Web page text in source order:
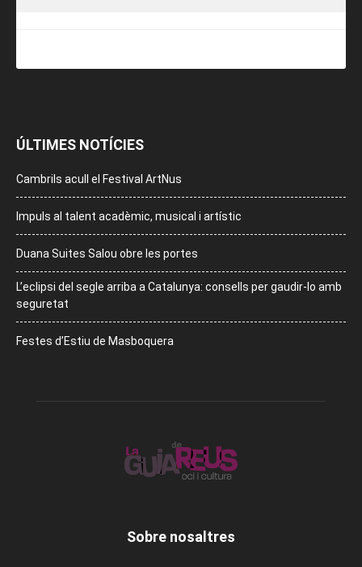
ÚLTIMES NOTÍCIES
Cambrils acull el Festival ArtNus
Impuls al talent acadèmic, musical i artístic
Duana Suites Salou obre les portes
L’eclipsi del segle arriba a Catalunya: consells per gaudir-lo amb
seguretat
Festes d’Estiu de Masboquera
Sobre nosaltres